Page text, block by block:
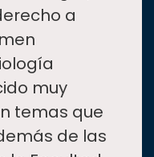
a
muy
temas que
de las